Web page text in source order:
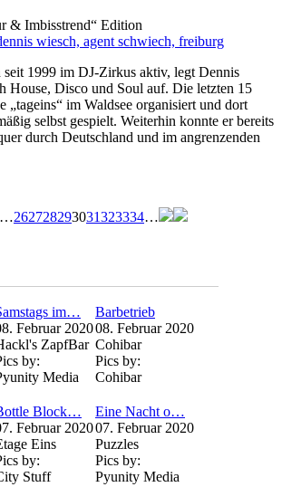
& Imbisstrend“ Edition
1999 im DJ-Zirkus aktiv, legt Dennis
House, Disco und Soul auf. Die letzten 15
„tageins“ im Waldsee organisiert und dort
selbst gespielt. Weiterhin konnte er bereits
durch Deutschland und im angrenzenden
…262728293031323334…
im…
Februar 2020
ZapfBar
by:
Media
Barbetrieb
08. Februar 2020
Cohibar
Pics by:
Cohibar
Block…
Februar 2020
Eins
by:
Stuff
Eine Nacht o…
07. Februar 2020
Puzzles
Pics by:
Pyunity Media